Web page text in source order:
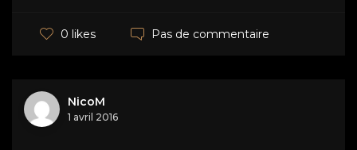
0 likes Pas de commentaire
NicoM
1 avril 2016